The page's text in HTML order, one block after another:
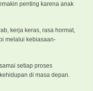
penting karena anak
kerja keras, rasa hormat,
melalui kebiasaan-
setiap proses
di masa depan.